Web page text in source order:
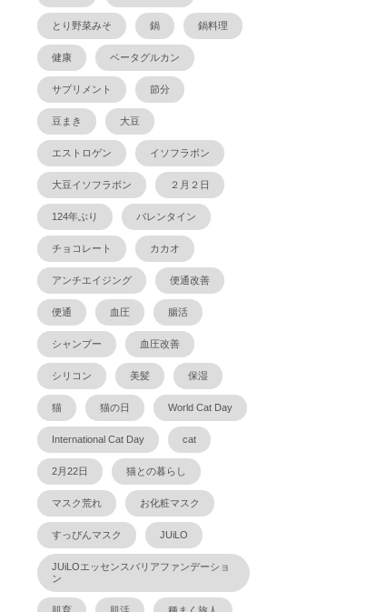
とり野菜みそ 鍋 鍋料理
健康 ベータグルカン
サプリメント 節分
豆まき 大豆
エストロゲン イソフラボン
大豆イソフラボン ２月２日
124年ぶり バレンタイン
チョコレート カカオ
アンチエイジング 便通改善
便通 血圧 腸活
シャンプー 血圧改善
シリコン 美髪 保湿
猫 猫の日 World Cat Day
International Cat Day cat
2月22日 猫との暮らし
マスク荒れ お化粧マスク
すっぴんマスク JUiLO
JUiLOエッセンスバリアファンデーショ
ン